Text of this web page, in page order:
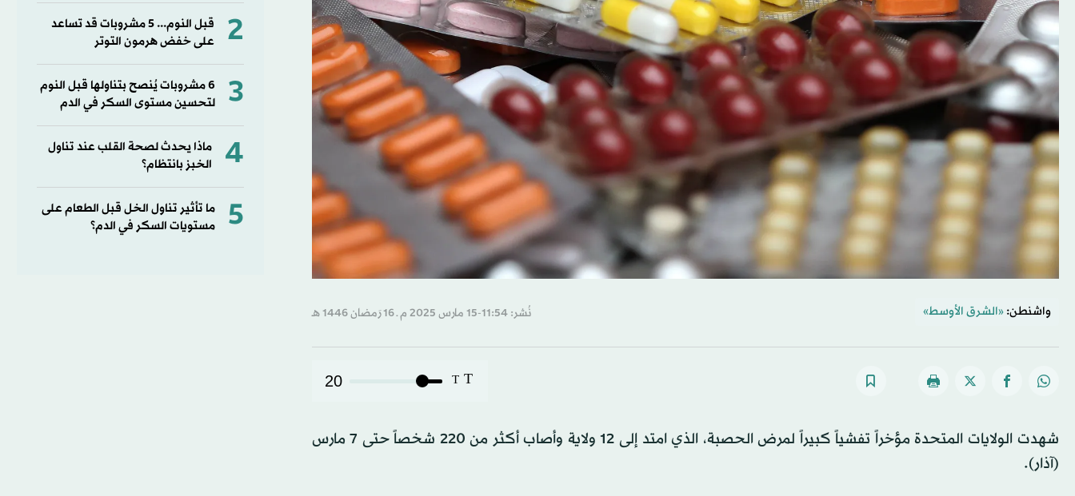
واشنطن: «الشرق الأوسط» نُشر: 11:54-15 مارس 2025 م ـ 16 رَمضان 1446 هـ
T
T
20
شهدت الولايات المتحدة مؤخراً تفشياً كبيراً لمرض الحصبة، الذي امتد إلى 12 ولاية وأصاب أكثر من 220 شخصاً حتى 7 مارس
(آذار).
2
قبل النوم... 5 مشروبات قد تساعد
على خفض هرمون التوتر
3
6 مشروبات يُنصح بتناولها قبل النوم
لتحسين مستوى السكر في الدم
4
ماذا يحدث لصحة القلب عند تناول
الخبز بانتظام؟
5
ما تأثير تناول الخل قبل الطعام على
مستويات السكر في الدم؟